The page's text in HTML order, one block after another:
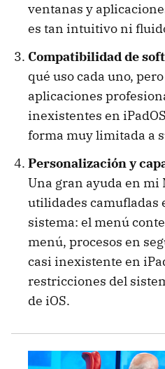
ventanas y
es tan intuitivo ni
Compatibilidad de
qué uso cada uno,
aplicaciones
inexistentes en
forma muy limitada a
Personalización y
Una gran ayuda en mi
utilidades camufladas
sistema: el menú
menú, procesos en
casi inexistente en
restricciones del
de iOS.